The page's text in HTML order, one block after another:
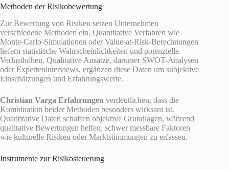
Methoden der Risikobewertung
Zur Bewertung von Risiken setzen Unternehmen
verschiedene Methoden ein. Quantitative Verfahren wie
Monte-Carlo-Simulationen oder Value-at-Risk-Berechnungen
liefern statistische Wahrscheinlichkeiten und potenzielle
Verlusthöhen. Qualitative Ansätze, darunter SWOT-Analysen
oder Experteninterviews, ergänzen diese Daten um subjektive
Einschätzungen und Erfahrungswerte.
Christian Varga Erfahrungen verdeutlichen, dass die
Kombination beider Methoden besonders wirksam ist.
Quantitative Daten schaffen objektive Grundlagen, während
qualitative Bewertungen helfen, schwer messbare Faktoren
wie kulturelle Risiken oder Marktstimmungen zu erfassen.
Instrumente zur Risikosteuerung